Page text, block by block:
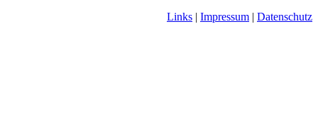
Links | Impressum | Datenschutz